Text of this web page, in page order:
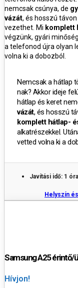
nemcsak csúnya, de
vázát, és hosszú
vezethet. Mi komplett
végzünk, gyári
a telefonod újra olyan
volna ki a dobozból.
Nemcsak a hátlap
nak? Akkor ideje
hátlap és keret
vázát, és hosszú
komplett hátlap-
alkatrészekkel.
vetted volna ki a
Javítási idő: 1 óra
Helyszín
Samsung A25 érintő/
Hívjon!